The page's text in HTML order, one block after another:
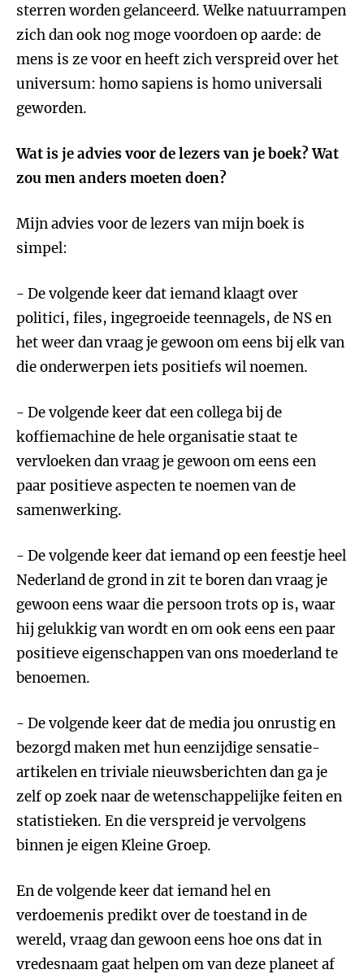
sterren worden gelanceerd. Welke natuurrampen
zich dan ook nog moge voordoen op aarde: de
mens is ze voor en heeft zich verspreid over het
universum: homo sapiens is homo universali
geworden.
Wat is je advies voor de lezers van je boek? Wat
zou men anders moeten doen?
Mijn advies voor de lezers van mijn boek is
simpel:
- De volgende keer dat iemand klaagt over
politici, files, ingegroeide teennagels, de NS en
het weer dan vraag je gewoon om eens bij elk van
die onderwerpen iets positiefs wil noemen.
- De volgende keer dat een collega bij de
koffiemachine de hele organisatie staat te
vervloeken dan vraag je gewoon om eens een
paar positieve aspecten te noemen van de
samenwerking.
- De volgende keer dat iemand op een feestje heel
Nederland de grond in zit te boren dan vraag je
gewoon eens waar die persoon trots op is, waar
hij gelukkig van wordt en om ook eens een paar
positieve eigenschappen van ons moederland te
benoemen.
- De volgende keer dat de media jou onrustig en
bezorgd maken met hun eenzijdige sensatie-
artikelen en triviale nieuwsberichten dan ga je
zelf op zoek naar de wetenschappelijke feiten en
statistieken. En die verspreid je vervolgens
binnen je eigen Kleine Groep.
En de volgende keer dat iemand hel en
verdoemenis predikt over de toestand in de
wereld, vraag dan gewoon eens hoe ons dat in
vredesnaam gaat helpen om van deze planeet af